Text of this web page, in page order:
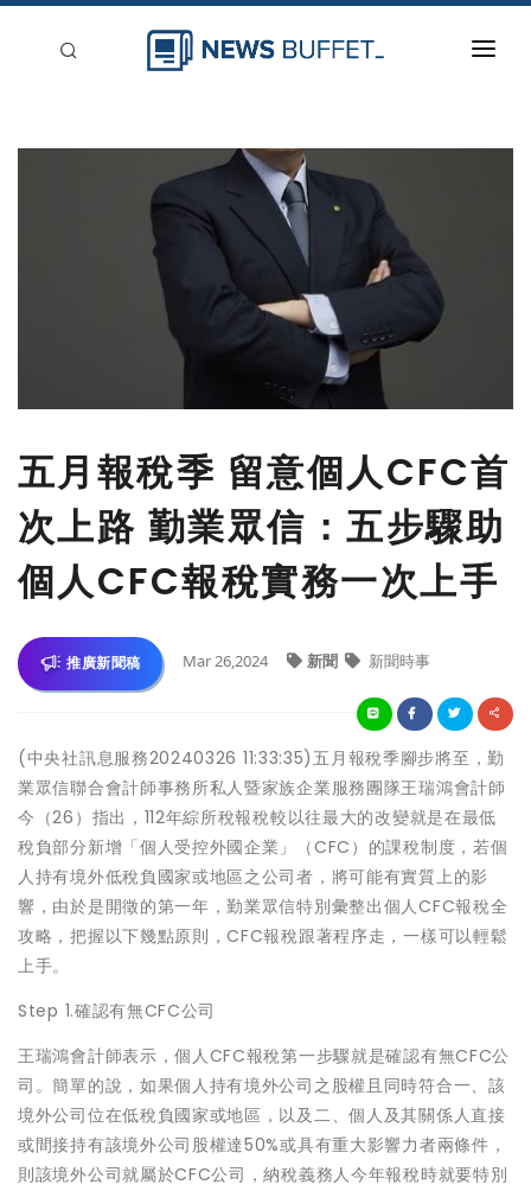
五月報稅季 留意個人CFC首
次上路 勤業眾信：五步驟助
個人CFC報稅實務一次上手
推廣新聞稿 Mar 26,2024 新聞 新聞時事
(中央社訊息服務20240326 11:33:35)五月報稅季腳步將至，勤
業眾信聯合會計師事務所私人暨家族企業服務團隊王瑞鴻會計師
今（26）指出，112年綜所稅報稅較以往最大的改變就是在最低
稅負部分新增「個人受控外國企業」（CFC）的課稅制度，若個
人持有境外低稅負國家或地區之公司者，將可能有實質上的影
響，由於是開徵的第一年，勤業眾信特別彙整出個人CFC報稅全
攻略，把握以下幾點原則，CFC報稅跟著程序走，一樣可以輕鬆
上手。
Step 1.確認有無CFC公司
王瑞鴻會計師表示，個人CFC報稅第一步驟就是確認有無CFC公
司。簡單的說，如果個人持有境外公司之股權且同時符合一、該
境外公司位在低稅負國家或地區，以及二、個人及其關係人直接
或間接持有該境外公司股權達50%或具有重大影響力者兩條件，
則該境外公司就屬於CFC公司，納稅義務人今年報稅時就要特別